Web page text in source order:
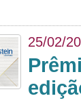
25/02/